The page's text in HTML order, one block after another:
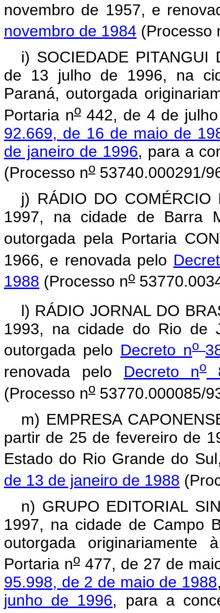
novembro de 1957, e
novembro de 1984 (Processo
i) SOCIEDADE
de 13 julho de 1996, na
Paraná, outorgada
Portaria no442, de 4 de
92.669, de 16 de maio de
de janeiro de 1996, para a
(Processo no 53740.000291/
j) RÁDIO DO
1997, na cidade de Barra
outorgada pela Portaria
1966, e renovada pelo
1988 (Processo no
l) RÁDIO JORNAL DO
1993, na cidade do Rio de
outorgada pelo Decreto no
renovada pelo Decreto no
(Processo no 53770.000085/
m) EMPRESA
partir de 25 de fevereiro de
Estado do Rio Grande do
de 13 de janeiro de 1988
n) GRUPO EDITORIAL
1997, na cidade de Campo
outorgada originariamente
Portaria no 477, de 27 de
95.998, de 2 de maio de 1988
junho de 1996, para a